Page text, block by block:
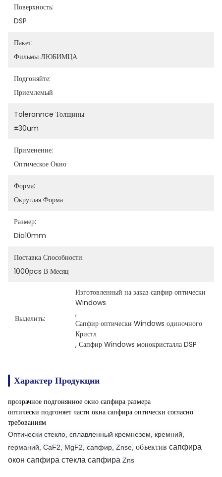
Поверхность:
DSP
Пакет:
Фильмы ЛЮБИМЦА
Подгоняйте:
Приемлемый
Tolerannce Толщины:
±30um
Применение:
Оптическое Окно
Форма:
Округлая Форма
Размер:
Dia10mm
Поставка Способности:
1000pcs В Месяц
Выделить:
Изготовленный на заказ сапфир оптически
Windows
,
Сапфир оптически Windows одиночного
Кристл
, Сапфир Windows монокристалла DSP
Характер Продукции
прозрачное подгонянное окно сапфира размера
оптически подгоняет части окна сапфира оптически согласно
требованиям
Оптически стекло, сплавленный кремнезем, кремний,
германий, CaF2, MgF2, сапфир, Znse, объектив сапфира
окон сапфира стекла сапфира Zns